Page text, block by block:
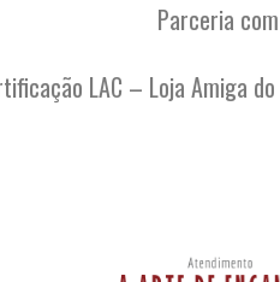
Parceria
LAC – Loja Amiga